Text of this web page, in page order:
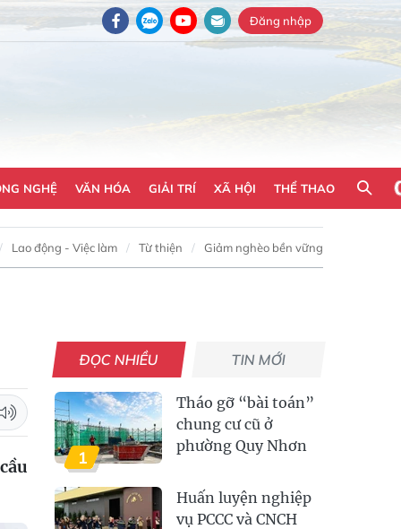
Đăng nhập
NGHỆ VĂN HÓA GIẢI TRÍ XÃ HỘI THỂ THAO
Lao động - Việc làm Từ thiện Giảm nghèo bền vững
ĐỌC NHIỀU TIN MỚI
1
Tháo gỡ “bài toán”
chung cư cũ ở
phường Quy Nhơn
Huấn luyện nghiệp
vụ PCCC và CNCH